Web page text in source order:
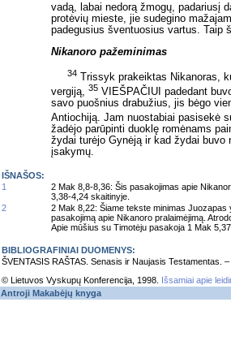
vadą, labai nedorą žmogų, padariusį
protėvių mieste, jie sudegino
padegusius šventuosius vartus. Taip
Nikanoro pažeminimas
34 Trissyk prakeiktas Nikanoras,
vergiją, 35 VIEŠPAČIUI padedant
savo puošnius drabužius, jis bėgo
Antiochiją. Jam nuostabiai pasisekė
žadėjo parūpinti duoklę romėnams
žydai turėjo Gynėją ir kad žydai
įsakymų.
IŠNAŠOS:
1
2 Mak 8,8-8,36: Šis pasakojimas apie
3,38-4,24 skaitinyje.
2
2 Mak 8,22: Šiame tekste minimas
pasakojimą apie Nikanoro pralaimėjimą.
Apie mūšius su Timotėju pasakoja 1 Mak
BIBLIOGRAFINIAI DUOMENYS:
ŠVENTASIS RAŠTAS. Senasis ir Naujasis Testamentas.
© Lietuvos Vyskupų Konferencija, 1998.
Išsamiai apie
Antroji Makabėjų knyga